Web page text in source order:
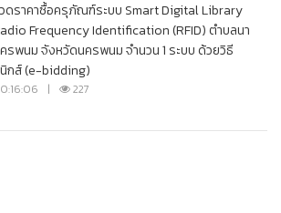
ดราคาซื้อครุภัณฑ์ระบบ Smart Digital Library
Frequency Identification (RFID) ตำบลนา
รพนม จังหวัดนครพนม จำนวน 1 ระบบ ด้วยวิธี
กส์ (e-bidding)
| 227